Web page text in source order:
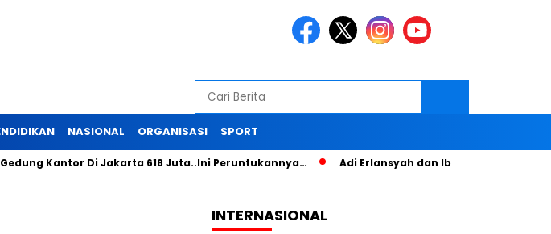
NASIONAL ORGANISASI SPORT
Kantor Di Jakarta 618 Juta..Ini Peruntukannya… Adi Erlansyah dan Ibu Nana Senam
INTERNASIONAL